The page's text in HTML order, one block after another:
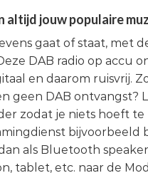
altijd jouw populaire
gaat of staat, met
DAB radio op accu
en daarom ruisvrij.
geen DAB ontvangst?
zodat je niets hoeft te
bijvoorbeeld
als Bluetooth
tablet, etc. naar de